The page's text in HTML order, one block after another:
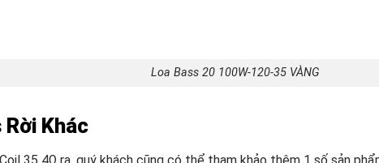
Loa Bass 20 100W-120-35 VÀNG
Khác